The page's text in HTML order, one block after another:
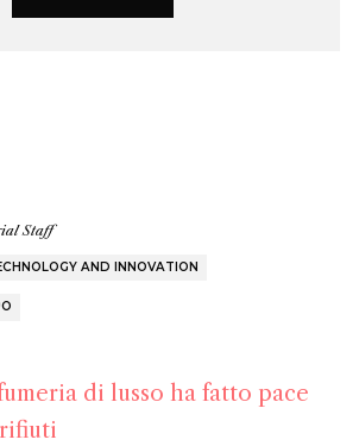
Staff
AND INNOVATION
di lusso ha fatto pace